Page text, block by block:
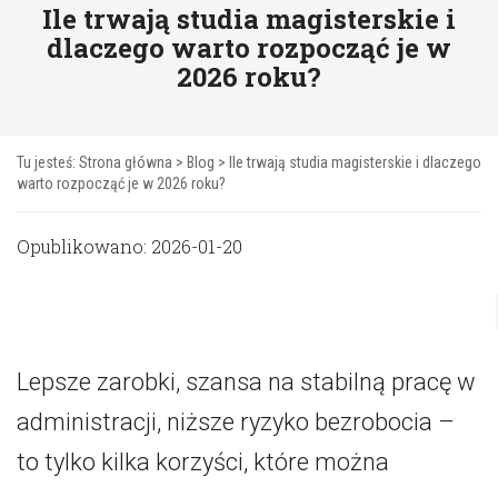
Ile trwają studia magisterskie i
dlaczego warto rozpocząć je w
2026 roku?
Tu jesteś: Strona główna > Blog >
Ile trwają studia magisterskie i dlaczego
warto rozpocząć je w 2026 roku?
Opublikowano: 2026-01-20
Lepsze zarobki, szansa na stabilną pracę w
administracji, niższe ryzyko bezrobocia –
to tylko kilka korzyści, które można